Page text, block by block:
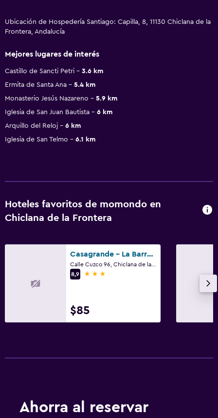
Ubicación de Hospedería Santiago: Capilla, 8, 11130 Chiclana de la
Frontera, Andalucía
Mejores lugares de interés
Castillo de Sancti Petri
3.6 km
Ermita de Santa Ana
5.4 km
Monasterio Jesús Nazareno
5.9 km
Iglesia de San Juan Bautista
6 km
Arquillo del Reloj
6 km
Iglesia de San Telmo
6.1 km
Hoteles favoritos de momondo en
Chiclana de la Frontera
Casagrande - La Barrosa
8,9
3 estrellas
$85
Ahorra al reservar